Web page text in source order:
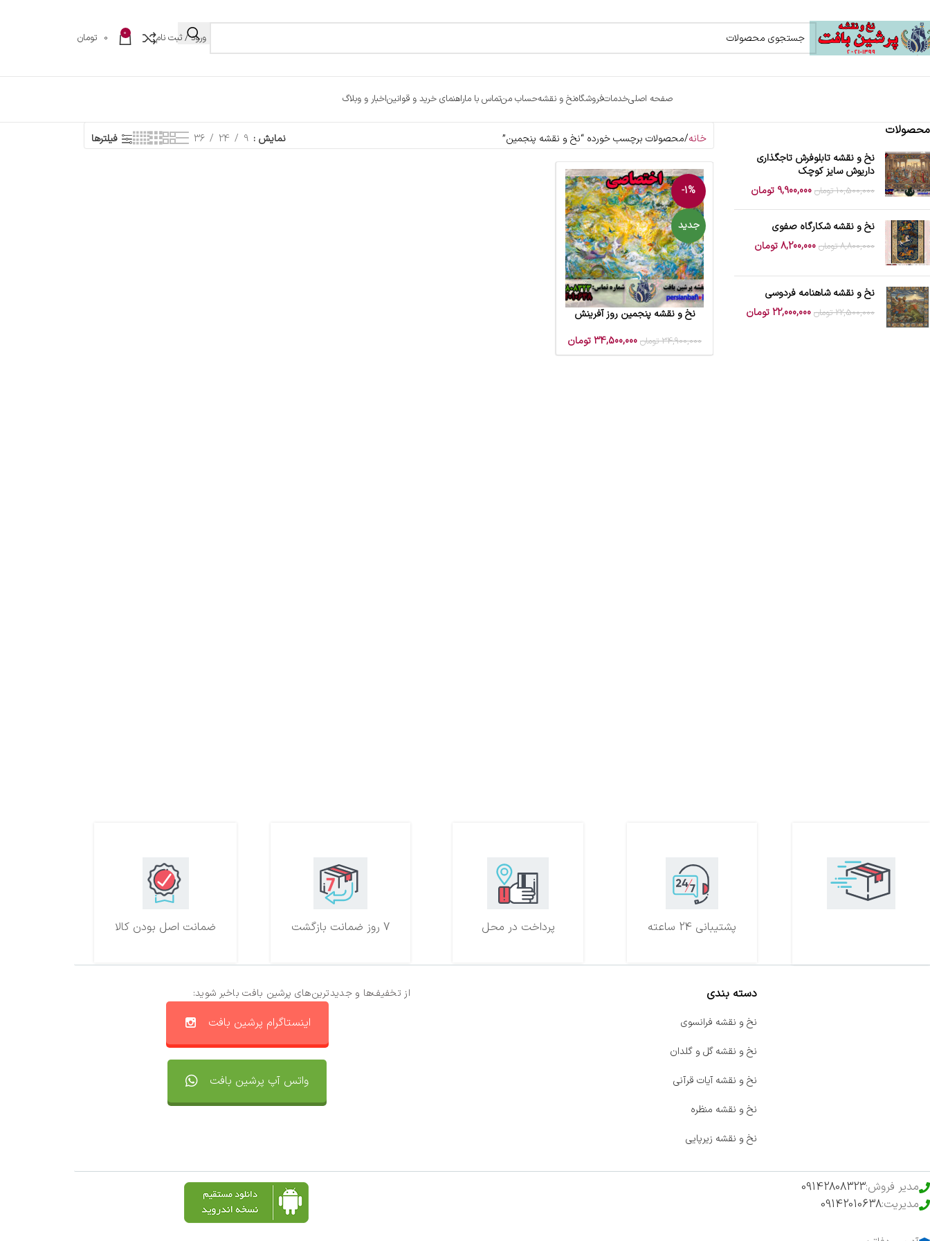
ورود / ثبت نام 0
0 تومان
صفحه اصلیخدماتفروشگاهنخ و نقشهحساب منتماس با ماراهنمای خرید و قوانیناخبار و وبلاگ
محصولات
نخ و نقشه تابلوفرش تاجگذاری
داریوش سایز کوچک
10,500,000 تومان 9,900,000 تومان
نخ و نقشه شکارگاه صفوی
8,800,000 تومان 8,200,000تومان
نخ و نقشه شاهنامه فردوسی
22,500,000 تومان 22,000,000تومان
خانه محصولات برچسب خورده “نخ و نقشه پنجمین” نمایش 9
24
36 فیلترها
-1%
جدید
افزودن به سبد خرید
نخ و نقشه پنجمین روز آفرینش
34,900,000 تومان 34,500,000تومان
ضمانت اصل بودن کالا 7 روز ضمانت بازگشت پرداخت در محل پشتیبانی 24 ساعته
از تخفیف‌ها و جدیدترین‌های پرشین بافت باخبر شوید:
اینستاگرام پرشین بافت
واتس آپ پرشین بافت
دسته بندی
نخ و نقشه فرانسوی
نخ و نقشه گل و گلدان
نخ و نقشه آیات قرآنی
نخ و نقشه منظره
نخ و نقشه زیرپایی
مدیر فروش:09142808323
مدیریت:09142010638